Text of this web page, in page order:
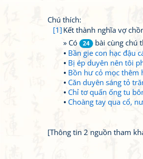
Chú thích:
[1] Kết thành nghĩa vợ
» Có
24
bài cùng chú
Bần gie con hạc đậu
Bị ép duyên nên tôi
Bồn hư cỏ mọc thêm
Căn duyên sáng tỏ
Chỉ tơ quấn ống tu
Choàng tay qua cổ,
[Thông tin 2 nguồn tham